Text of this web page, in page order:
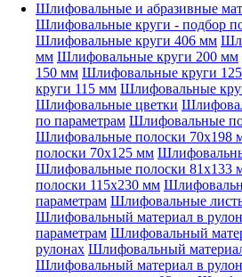
Шлифовальные и абразивные
Шлифовальные круги - подбор
Шлифовальные круги 406 мм
мм Шлифовальные круги 200 мм
150 мм Шлифовальные круги
круги 115 мм Шлифовальные
Шлифовальные цветки
по параметрам Шлифовальные
Шлифовальные полоски 70x198
полоски 70x125 мм
Шлифовальные полоски 81x133
полоски 115x230 мм
параметрам Шлифовальные
Шлифовальный материал в
параметрам Шлифовальный
рулонах Шлифовальный
Шлифовальный материал в